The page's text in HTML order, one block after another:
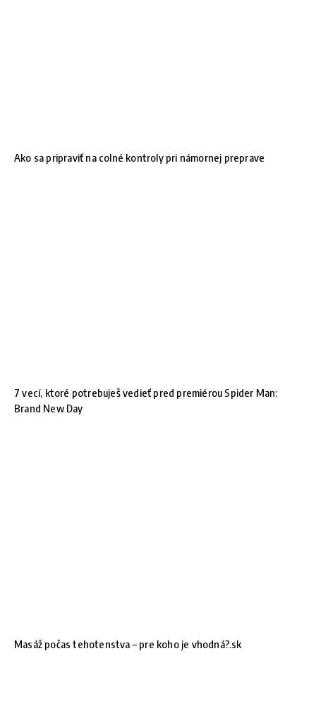
Ako sa pripraviť na colné kontroly pri námornej preprave
7 vecí, ktoré potrebuješ vedieť pred premiérou Spider Man:
Brand New Day
Masáž počas tehotenstva – pre koho je vhodná?.sk